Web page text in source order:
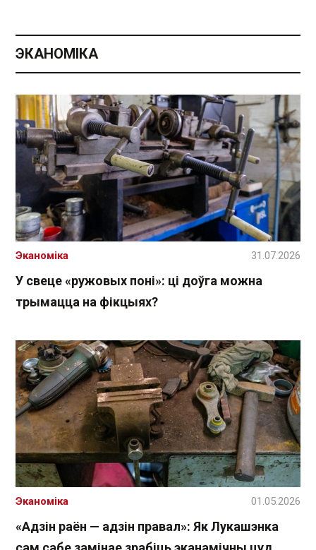
ЭКАНОМІКА
У свеце «ружовых поні»: ці доўга можна
трымацца на фікцыях?
Эканоміка 31.07.2026
«Адзін раён — адзін правал»: Як Лукашэнка
Эканоміка 01.05.2026